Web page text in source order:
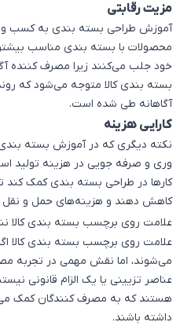
مزیت رقابتی
آموزش طراحی بسته بندی به کسب و
محصولات با بسته بندی مناسب
خود جلب می‌کنند زیرا مصرف کننده
بسته بندی کالا متوجه می‌شود که
آگاهانه طی شده است.
کارایی هزینه
نکته دیگری که در آموزش بسته بندی
وری و صرفه جویی در هزینه تولید
کارها در طراحی بسته بندی کمک کند
کاهش دهند و هزینه‌های حمل و نقل
علامت روی برچسب بسته بندی کالا
علامت روی برچسب بسته بندی کالا
می‌شوند، اما نقش مهمی در تجربه
عناصر تزیینی یا یک الزام قانونی
هستند که به مصرف کنندگان کمک
داشته باشند.